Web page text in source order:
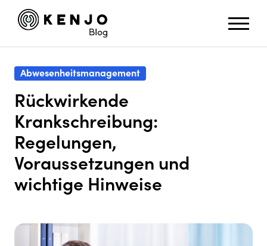
Abwesenheitsmanagement
Rückwirkende
Krankschreibung:
Regelungen,
Voraussetzungen und
wichtige Hinweise